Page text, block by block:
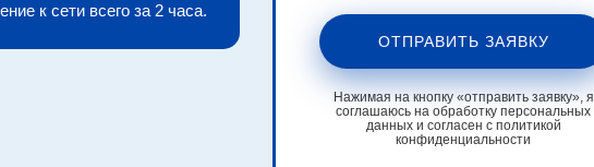
к сети всего за 2 часа.
ОТПРАВИТЬ ЗАЯВКУ
Нажимая на кнопку «отправить заявку», я
соглашаюсь на обработку персональных
данных и согласен с политикой
конфиденциальности